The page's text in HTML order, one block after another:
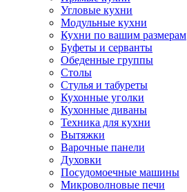
Угловые кухни
Модульные кухни
Кухни по вашим размерам
Буфеты и серванты
Обеденные группы
Столы
Стулья и табуреты
Кухонные уголки
Кухонные диваны
Техника для кухни
Вытяжки
Варочные панели
Духовки
Посудомоечные машины
Микроволновые печи